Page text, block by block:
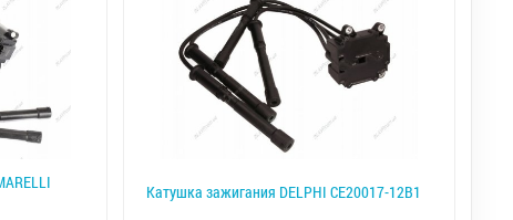
Катушка зажигания DELPHI CE20017-12B1